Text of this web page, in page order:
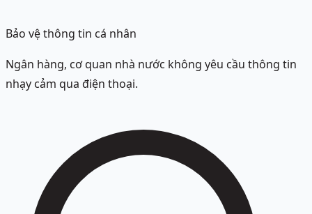
Bảo vệ thông tin cá nhân
Ngân hàng, cơ quan nhà nước không yêu cầu thông tin
nhạy cảm qua điện thoại.